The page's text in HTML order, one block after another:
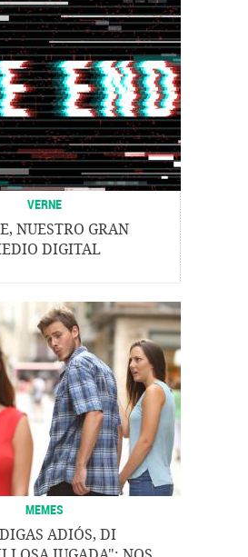
VERNE
NUESTRO GRAN
DIGITAL
MEMES
ADIÓS, DI